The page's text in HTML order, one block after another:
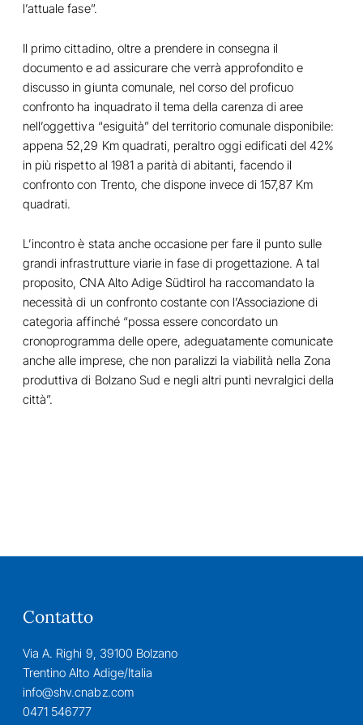
l’attuale fase”.
Il primo cittadino, oltre a prendere in consegna il
documento e ad assicurare che verrà approfondito e
discusso in giunta comunale, nel corso del proficuo
confronto ha inquadrato il tema della carenza di aree
nell’oggettiva “esiguità” del territorio comunale disponibile:
appena 52,29 Km quadrati, peraltro oggi edificati del 42%
in più rispetto al 1981 a parità di abitanti, facendo il
confronto con Trento, che dispone invece di 157,87 Km
quadrati.
L’incontro è stata anche occasione per fare il punto sulle
grandi infrastrutture viarie in fase di progettazione. A tal
proposito, CNA Alto Adige Südtirol ha raccomandato la
necessità di un confronto costante con l’Associazione di
categoria affinché “possa essere concordato un
cronoprogramma delle opere, adeguatamente comunicate
anche alle imprese, che non paralizzi la viabilità nella Zona
produttiva di Bolzano Sud e negli altri punti nevralgici della
città”.
Contatto
Via A. Righi 9, 39100 Bolzano
Trentino Alto Adige/Italia
info@shv.cnabz.com
0471 546777